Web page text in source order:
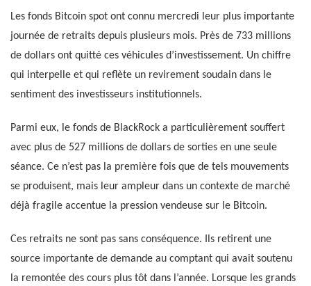
Les fonds Bitcoin spot ont connu mercredi leur plus importante
journée de retraits depuis plusieurs mois. Près de 733 millions
de dollars ont quitté ces véhicules d’investissement. Un chiffre
qui interpelle et qui reflète un revirement soudain dans le
sentiment des investisseurs institutionnels.
Parmi eux, le fonds de BlackRock a particulièrement souffert
avec plus de 527 millions de dollars de sorties en une seule
séance. Ce n’est pas la première fois que de tels mouvements
se produisent, mais leur ampleur dans un contexte de marché
déjà fragile accentue la pression vendeuse sur le Bitcoin.
Ces retraits ne sont pas sans conséquence. Ils retirent une
source importante de demande au comptant qui avait soutenu
la remontée des cours plus tôt dans l’année. Lorsque les grands